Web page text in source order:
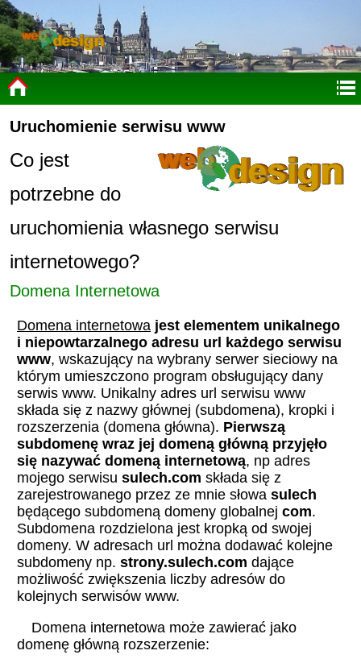
Uruchomienie serwisu www
Co jest
potrzebne do
uruchomienia własnego serwisu
internetowego?
Domena Internetowa
Domena internetowa jest elementem unikalnego
i niepowtarzalnego adresu url każdego serwisu
www, wskazujący na wybrany serwer sieciowy na
którym umieszczono program obsługujący dany
serwis www. Unikalny adres url serwisu www
składa się z nazwy głównej (subdomena), kropki i
rozszerzenia (domena główna). Pierwszą
subdomenę wraz jej domeną główną przyjęło
się nazywać domeną internetową, np adres
mojego serwisu sulech.com składa się z
zarejestrowanego przez ze mnie słowa sulech
będącego subdomeną domeny globalnej com.
Subdomena rozdzielona jest kropką od swojej
domeny. W adresach url można dodawać kolejne
subdomeny np. strony.sulech.com dające
możliwość zwiększenia liczby adresów do
kolejnych serwisów www.
Domena internetowa może zawierać jako
domenę główną rozszerzenie: